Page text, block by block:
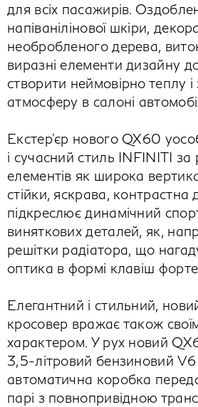
для всіх пасажирів.
напіванілінової шкіри,
необробленого дерева,
виразні елементи дизайну
створити неймовірно теплу
атмосферу в салоні
Екстер'єр нового QX60
і сучасний стиль INFINITI за
елементів як широка
стійки, яскрава, контрастна
підкреслює динамічний
виняткових деталей, як,
решітки радіатора, що
оптика в формі клавіш
Елегантний і стильний,
кросовер вражає також
характером. У рух новий
3,5-літровий бензиновий V6
автоматична коробка
парі з повнопривідною